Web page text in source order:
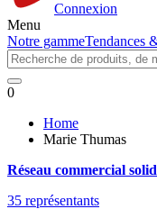
Connexion
Menu
Notre gammeTendances
0
Home
Marie Thumas
Réseau commercial
35 représentants